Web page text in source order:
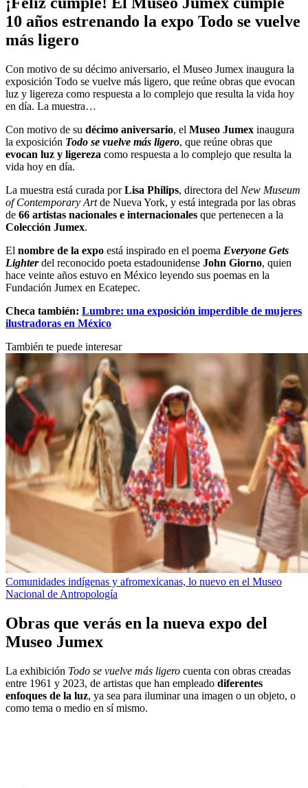
10 años estrenando la expo Todo se vuelve
más ligero
Con motivo de su décimo aniversario, el Museo Jumex inaugura la
exposición Todo se vuelve más ligero, que reúne obras que evocan
luz y ligereza como respuesta a lo complejo que resulta la vida hoy
en día. La muestra…
Con motivo de su décimo aniversario, el Museo Jumex inaugura
la exposición Todo se vuelve más ligero, que reúne obras que
evocan luz y ligereza como respuesta a lo complejo que resulta la
vida hoy en día.
La muestra está curada porLisa Philips, directora del New Museum
of Contemporary Artde Nueva York, y está integrada por las obras
de 66 artistas nacionales e internacionales que pertenecen a la
Colección Jumex.
El nombre de la expo está inspirado en el poema Everyone Gets
Lighterdel reconocido poeta estadounidense John Giorno, quien
hace veinte años estuvo en México leyendo sus poemas en la
Fundación Jumex en Ecatepec.
Checa también: Lumbre: una exposición imperdible de mujeres
ilustradoras en México
También te puede interesar
Comunidades indígenas y afromexicanas, lo nuevo en el Museo
Nacional de Antropología
Obras que verás en la nueva expo del
Museo Jumex
La exhibición Todo se vuelve más ligero cuenta con obras creadas
entre 1961 y 2023, de artistas que han empleado diferentes
enfoques de la luz, ya sea para iluminar una imagen o un objeto, o
como tema o medio en sí mismo.